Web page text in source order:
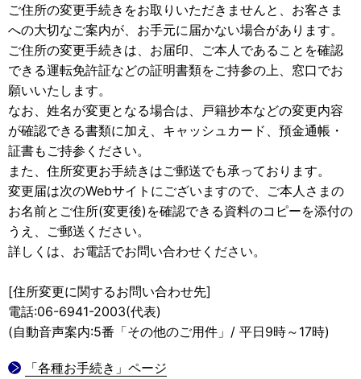
ご住所の変更手続きをお取りいただきませんと、お客さま
への大切なご案内が、お手元に届かない場合があります。
ご住所の変更手続きは、お届印、ご本人であることを確認
できる運転免許証などの証明書類をご持参の上、窓口でお
願いいたします。
なお、姓名が変更となる場合は、戸籍抄本などの変更内容
が確認できる書類に加え、キャッシュカード、預金通帳・
証書もご持参ください。
また、住所変更お手続きはご郵送でも承っております。
変更届は次のWebサイトにございますので、ご本人さまの
お名前とご住所(変更後)を確認できる資料のコピーを添付の
うえ、ご郵送ください。
詳しくは、お電話でお問い合わせください。
[住所変更に関するお問い合わせ先]
電話:06-6941-2003(代表)
(自動音声案内:5番「その他のご用件」/ 平日9時～17時)
「各種お手続き」ページ